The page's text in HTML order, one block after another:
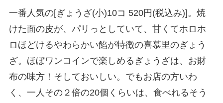
一番人気の[ぎょうざ(小)10コ 520円(税込み)]。焼
けた面の皮が、パリっとしていて、甘くてホロホ
ロほどけるやわらかい餡が特徴の喜慕里のぎょう
ざ。ほぼワンコインで楽しめるぎょうざは、お財
布の味方！そしておいしい。でもお店の方いわ
く、一人その２倍の20個くらいは、食べれるそう